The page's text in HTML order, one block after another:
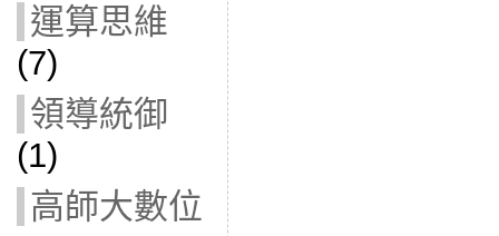
運算思維
(7)
領導統御
(1)
高師大數位